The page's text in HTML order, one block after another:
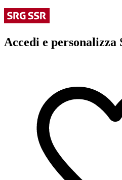
Accedi e personalizza